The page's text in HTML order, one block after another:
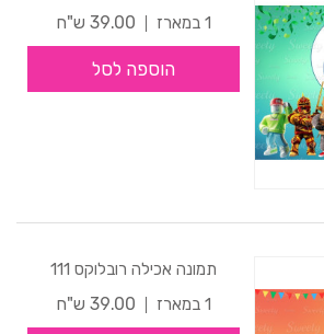
1 במארז
39.00 ש"ח
הוספה לסל
תמונה אכילה רובלוקס 111
1 במארז
39.00 ש"ח